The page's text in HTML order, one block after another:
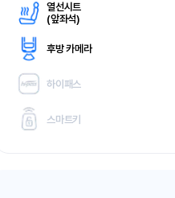
열선시트
(앞좌석)
후방 카메라
하이패스
스마트키